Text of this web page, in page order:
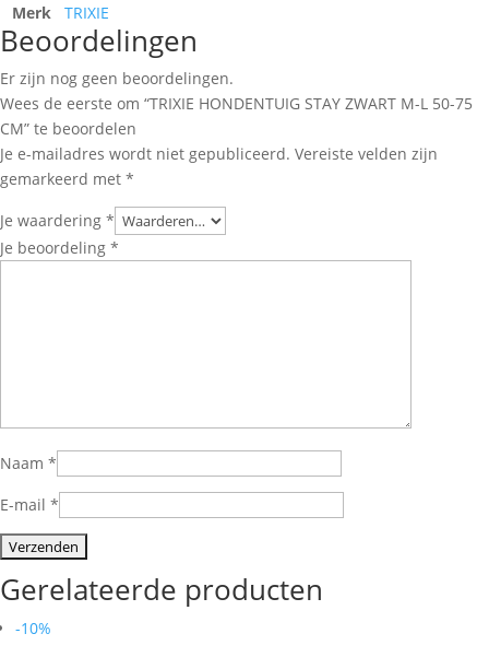
Merk
TRIXIE
Beoordelingen
Er zijn nog geen beoordelingen.
Wees de eerste om “TRIXIE HONDENTUIG STAY ZWART M-L 50-75
CM” te beoordelen
Je e-mailadres wordt niet gepubliceerd. Vereiste velden zijn
gemarkeerd met *
Je waardering *
Je beoordeling *
Naam *
E-mail *
Gerelateerde producten
-10%